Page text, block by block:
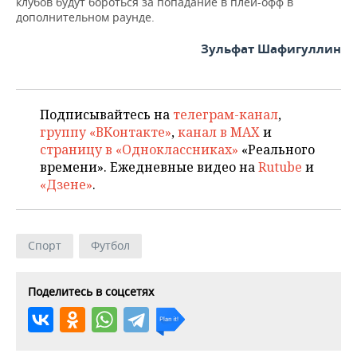
дополнительном раунде.
Зульфат Шафигуллин
Подписывайтесь на телеграм-канал,
группу «ВКонтакте»,канал в MAXи
страницу в «Одноклассниках» «Реального
времени». Ежедневные видео наRutube и
«Дзене».
Спорт Футбол
Поделитесь в соцсетях